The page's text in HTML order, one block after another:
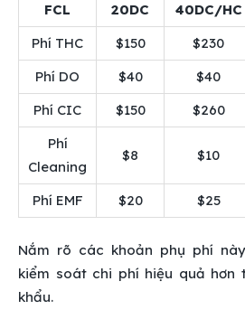
FCL
20DC
40DC/HC
Phí THC
$150 $230
Phí DO
$40 $40
Phí CIC
$150 $260
Phí
Cleaning
$8 $10
Phí EMF $20 $25
Nắm rõ các khoản phụ phí
kiểm soát chi phí hiệu quả hơn
khẩu.